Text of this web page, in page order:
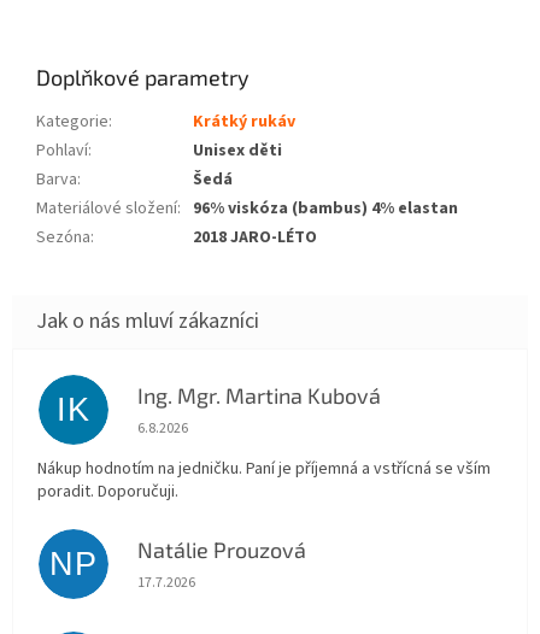
Doplňkové parametry
Kategorie:
Krátký rukáv
Pohlaví:
Unisex děti
Barva:
Šedá
Materiálové složení: 96% viskóza (bambus) 4% elastan
Sezóna: 2018 JARO-LÉTO
IK Ing. Mgr. Martina Kubová
Hodnocení obchodu je 5 z 5 hvězdiček.
6.8.2026
Nákup hodnotím na jedničku. Paní je příjemná a vstřícná se vším
poradit. Doporučuji.
NP Natálie Prouzová
Hodnocení obchodu je 5 z 5 hvězdiček.
17.7.2026